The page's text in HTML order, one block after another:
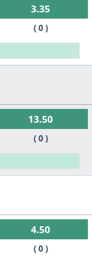
3.35
( 0 )
13.50
( 0 )
4.50
( 0 )